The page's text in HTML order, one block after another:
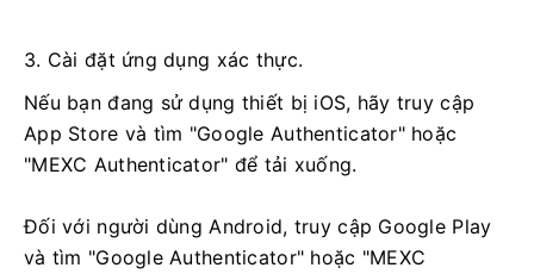
3. Cài đặt ứng dụng xác thực.
Nếu bạn đang sử dụng thiết bị iOS, hãy truy cập
App Store và tìm "Google Authenticator" hoặc
"MEXC Authenticator" để tải xuống.
Đối với người dùng Android, truy cập Google Play
và tìm "Google Authenticator" hoặc "MEXC